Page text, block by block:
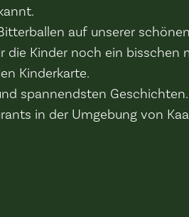
auf unserer schönen
die Kinder noch ein bisschen
Kinderkarte.
spannendsten Geschichten.
in der Umgebung von